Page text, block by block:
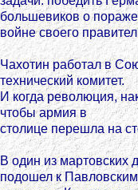
большевиков о
войне своего
Чахотин работал в
технический комитет.
И когда революция,
чтобы армия в
столице перешла на
В один из мартовских
подошел к Павловским